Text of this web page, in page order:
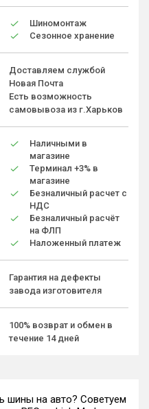
Шиномонтаж
Сезонное хранение
Доставляем службой
Новая Почта
Есть возможность
самовывоза из г.Харьков
Наличными в
магазине
Терминал +3% в
магазине
Безналичный расчет с
НДС
Безналичный расчёт
на ФЛП
Наложенный платеж
Гарантия на дефекты
завода изготовителя
100% возврат и обмен в
течение 14 дней
шины на авто? Советуем